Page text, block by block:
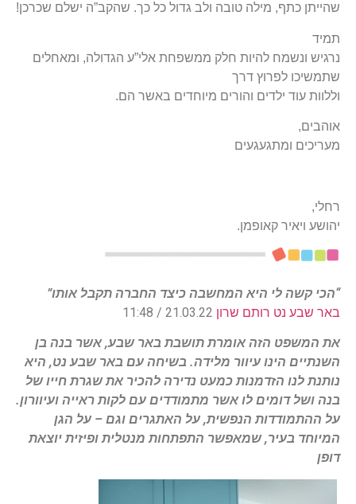
שהייתן כתף, מילה טובה ולב גדול כל כך. שהקב”ה ישלם שכרכן!
תמיד
נרגיש ונשמח להיות חלק ממשפחת אלי”ע הגדולה, ומאחלים
שתמשיכו לפרוץ דרך
וללוות עוד ילדים והורים מיוחדים באשר הם.
אוהבים,
מעריכים ומתגעגעים
רחלי,
יהושע ויאיר קאופמן.
“הכי קשה לי היא המחשבה כיצד החברה תקבל אותו”
באר שבע נט רותם שרון 21.03.22 / 11:48
את המשפט הזה אומרת תושבת באר שבע, אשר בנה בן
השנתיים הינו עיוור מלידה. בשיחה עם באר שבע נט, היא
נותנת לנו הזדמנות כמעט נדירה להכיר את שגרת חייו של
בנה ושל דומים לו אשר מתמודדים עם לקות ראייה ועיוורון.
על ההתמודדות הנפשית, על האתגרים וגם – על הגן
המיוחד בעיר, שמאפשר התפתחות מנטלית ופיזית יוצאת
דופן